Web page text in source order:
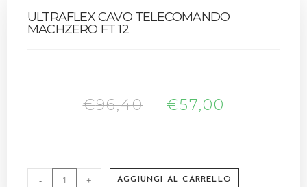
ULTRAFLEX CAVO TELECOMANDO
MACHZERO FT 12
€96,40 €57,00
- + AGGIUNGI AL CARRELLO